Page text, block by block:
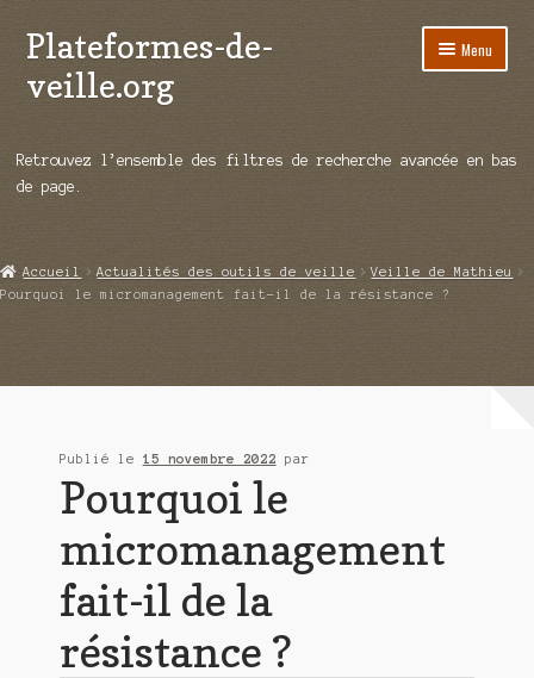
Aller
à
la
Aller
au
contenu
Plateformes-de-
veille.org
Menu
Répertoire d’ouitils
Démos vidéos
Retrouvez l’ensemble des filtres de recherche avancée en bas
de page.
Accueil Actualités des outils de veille
Veille de Mathieu
Pourquoi le micromanagement fait-il de la résistance ?
Publié le 15 novembre 2022 par
Pourquoi le
micromanagement
fait-il de la
résistance ?